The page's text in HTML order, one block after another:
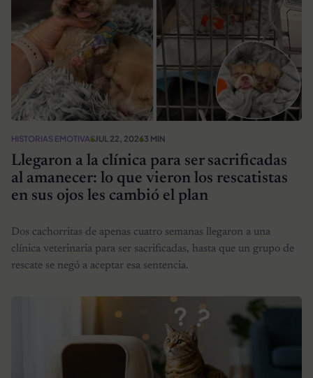
HISTORIAS EMOTIVASJUL 22, 20263 MIN
Llegaron a la clínica para ser sacrificadas
al amanecer: lo que vieron los rescatistas
en sus ojos les cambió el plan
Dos cachorritas de apenas cuatro semanas llegaron a una
clínica veterinaria para ser sacrificadas, hasta que un grupo de
rescate se negó a aceptar esa sentencia.